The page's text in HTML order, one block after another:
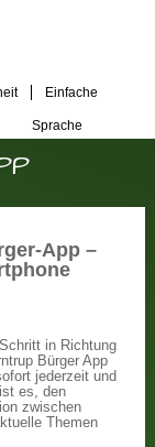
Einfache
Sprache
App –
in Richtung
Bürger App
jederzeit und
es, den
zwischen
Themen